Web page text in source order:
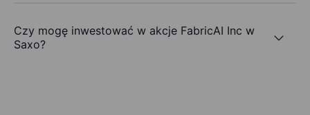
Czy mogę inwestować w akcje FabricAI Inc w
Saxo?